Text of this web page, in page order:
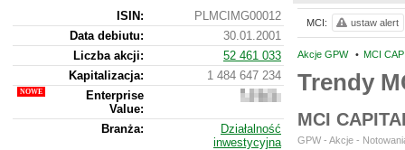
Akcje GPW • MCI
Trendy
MCI
GPW - Akcje -
MCI: ustaw alert
ISIN:
PLMCIMG00012
Data debiutu:
30.01.2001
Liczba akcji:
52 461 033
Kapitalizacja:
1 484 647 234
Enterprise
Value:
705
234
Branża:
Działalność
inwestycyjna